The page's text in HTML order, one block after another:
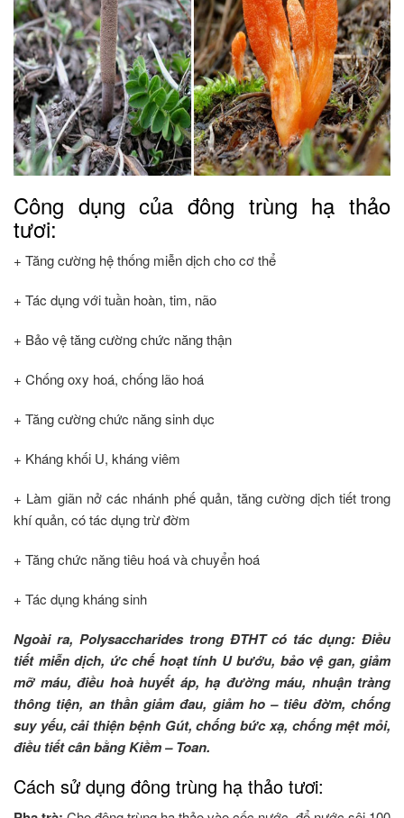
Công dụng của đông trùng hạ thảo
tươi:
+ Tăng cường hệ thống miễn dịch cho cơ thể
+ Tác dụng với tuần hoàn, tim, não
+ Bảo vệ tăng cường chức năng thận
+ Chống oxy hoá, chống lão hoá
+ Tăng cường chức năng sinh dục
+ Kháng khối U, kháng viêm
+ Làm giãn nở các nhánh phế quản, tăng cường dịch tiết trong
khí quản, có tác dụng trừ đờm
+ Tăng chức năng tiêu hoá và chuyển hoá
+ Tác dụng kháng sinh
Ngoài ra, Polysaccharides trong ĐTHT có tác dụng: Điều
tiết miễn dịch, ức chế hoạt tính U bướu, bảo vệ gan, giảm
mỡ máu, điều hoà huyết áp, hạ đường máu, nhuận tràng
thông tiện, an thần giảm đau, giảm ho – tiêu đờm, chống
suy yếu, cải thiện bệnh Gút, chống bức xạ, chống mệt mỏi,
điều tiết cân bằng Kiềm – Toan.
Cách sử dụng đông trùng hạ thảo tươi: